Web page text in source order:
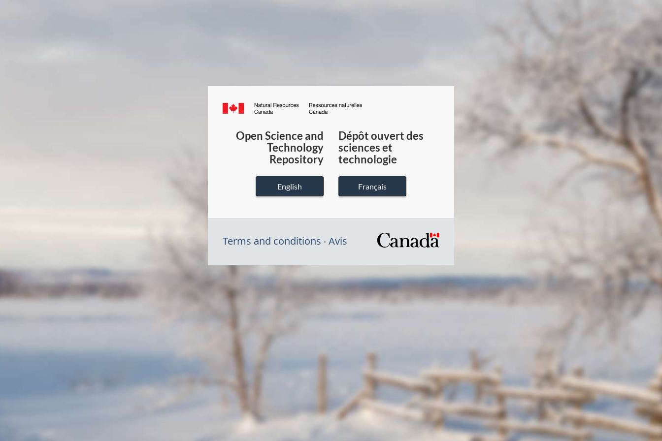
Canada.ca
du
Canada
Open Science and
Technology
Repository
English
Dépôt ouvert des
sciences et
technologie
Français
Terms and conditions Avis
/
du
gouvernement
du